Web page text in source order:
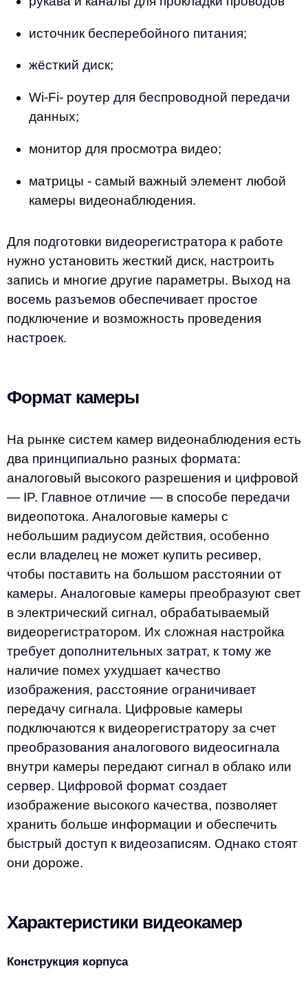
источник бесперебойного питания;
жёсткий диск;
Wi-Fi- роутер для беспроводной передачи
данных;
монитор для просмотра видео;
матрицы - самый важный элемент любой
камеры видеонаблюдения.
Для подготовки видеорегистратора к работе
нужно установить жесткий диск, настроить
запись и многие другие параметры. Выход на
восемь разъемов обеспечивает простое
подключение и возможность проведения
настроек.
Формат камеры
На рынке систем камер видеонаблюдения есть
два принципиально разных формата:
аналоговый высокого разрешения и цифровой
— IP. Главное отличие — в способе передачи
видеопотока. Аналоговые камеры с
небольшим радиусом действия, особенно
если владелец не может купить ресивер,
чтобы поставить на большом расстоянии от
камеры. Аналоговые камеры преобразуют свет
в электрический сигнал, обрабатываемый
видеорегистратором. Их сложная настройка
требует дополнительных затрат, к тому же
наличие помех ухудшает качество
изображения, расстояние ограничивает
передачу сигнала. Цифровые камеры
подключаются к видеорегистратору за счет
преобразования аналогового видеосигнала
внутри камеры передают сигнал в облако или
сервер. Цифровой формат создает
изображение высокого качества, позволяет
хранить больше информации и обеспечить
быстрый доступ к видеозаписям. Однако стоят
они дороже.
Характеристики видеокамер
Конструкция корпуса